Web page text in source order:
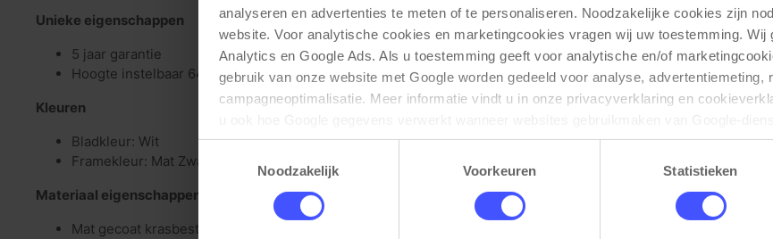
analyseren en advertenties te meten of te personaliseren. Noodzakelijke cookies zijn
website. Voor analytische cookies en marketingcookies vragen wij uw toestemming. Wij
Analytics en Google Ads. Als u toestemming geeft voor analytische en/of
gebruik van onze website met Google worden gedeeld voor analyse, advertentiemeting,
campagneoptimalisatie. Meer informatie vindt u in onze privacyverklaring en
elk moment wijzigen of intrekken via de cookie-instellingen. Zie onze privacy policy.
Noodzakelijk
Voorkeuren Statistieken
Unieke eigenschappen
5 jaar garantie
Hoogte instelbaar 64-84cm
Kleuren
Bladkleur: Wit
Framekleur: Mat Zwart (RAL9005)
Materiaal eigenschappen
Mat gecoat krasbestendig frame